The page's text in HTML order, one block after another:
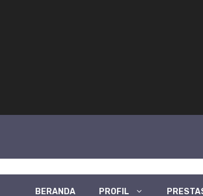
BERANDA PROFIL